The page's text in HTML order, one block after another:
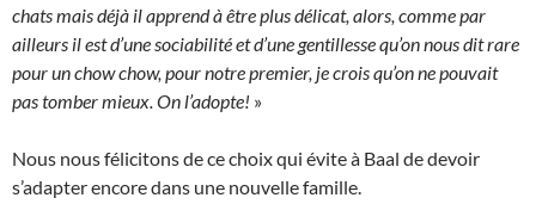
chats mais déjà il apprend à être plus délicat, alors, comme par
ailleurs il est d’une sociabilité et d’une gentillesse qu’on nous dit rare
pour un chow chow, pour notre premier, je crois qu’on ne pouvait
pas tomber mieux. On l’adopte! »
Nous nous félicitons de ce choix qui évite à Baal de devoir
s’adapter encore dans une nouvelle famille.